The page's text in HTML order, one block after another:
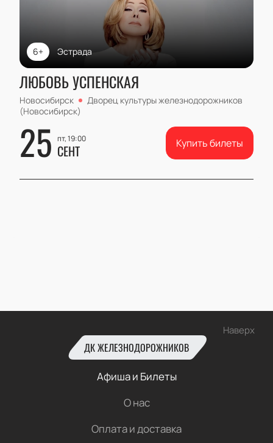
Эстрада
6+
ЛЮБОВЬ УСПЕНСКАЯ
Новосибирск
Дворец культуры железнодорожников
(Новосибирск)
25 пт, 19:00
СЕНТ Купить билеты
Наверх
ДК ЖЕЛЕЗНОДОРОЖНИКОВ
Афиша и Билеты
О нас
Оплата и доставка